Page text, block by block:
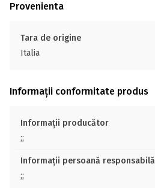
Provenienta
Tara de origine
Italia
Informații conformitate produs
Informații producător
;;
Informații persoană responsabilă
;;